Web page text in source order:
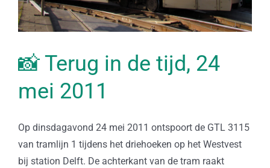
📸 Terug in de tijd, 24
mei 2011
Op dinsdagavond 24 mei 2011 ontspoort de GTL 3115
van tramlijn 1 tijdens het driehoeken op het Westvest
bij station Delft. De achterkant van de tram raakt